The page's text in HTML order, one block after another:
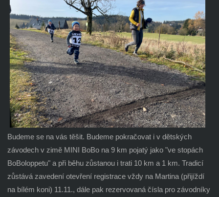
Budeme se na vás těšit. Budeme pokračovat i v dětských
závodech v zimě MINI BoBo na 9 km pojatý jako "ve stopách
BoBoloppetu" a při běhu zůstanou i trati 10 km a 1 km. Tradicí
zůstává zavedení otevření registrace vždy na Martina (přijíždí
na bílém koni) 11.11., dále pak rezervovaná čísla pro závodníky